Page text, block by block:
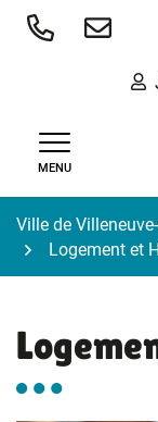
Aller
MENU
Ville de
Logement et